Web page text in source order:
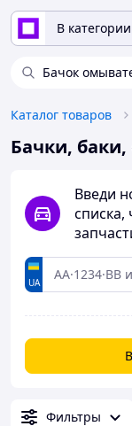
В категории
Бачок
Каталог товаров
Бачки,
Введи
UA
Фильтры